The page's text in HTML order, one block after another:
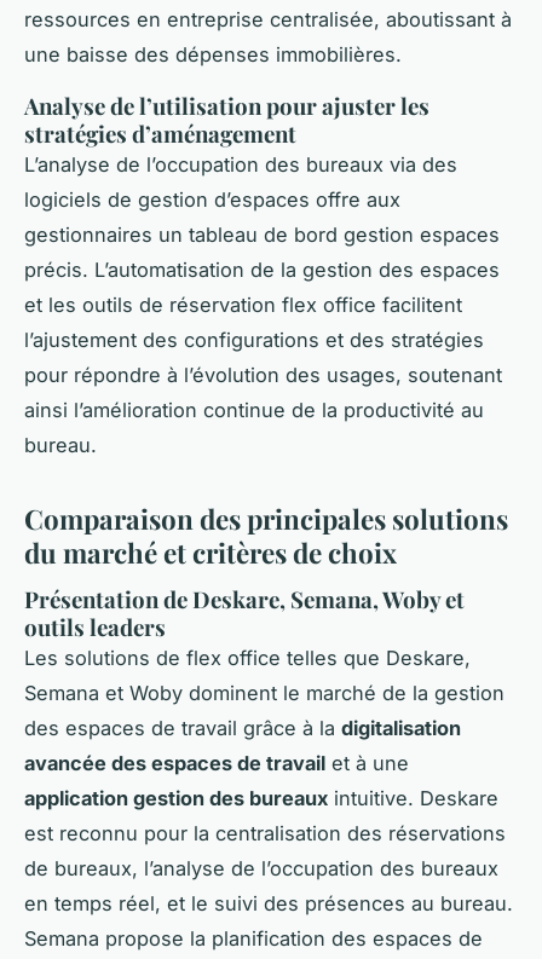
ressources en entreprise centralisée, aboutissant à
une baisse des dépenses immobilières.
Analyse de l’utilisation pour ajuster les
stratégies d’aménagement
L’analyse de l’occupation des bureaux via des
logiciels de gestion d’espaces offre aux
gestionnaires un tableau de bord gestion espaces
précis. L’automatisation de la gestion des espaces
et les outils de réservation flex office facilitent
l’ajustement des configurations et des stratégies
pour répondre à l’évolution des usages, soutenant
ainsi l’amélioration continue de la productivité au
bureau.
Comparaison des principales solutions
du marché et critères de choix
Présentation de Deskare, Semana, Woby et
outils leaders
Les solutions de flex office telles que Deskare,
Semana et Woby dominent le marché de la gestion
des espaces de travail grâce à la digitalisation
avancée des espaces de travail et à une
application gestion des bureaux intuitive. Deskare
est reconnu pour la centralisation des réservations
de bureaux, l’analyse de l’occupation des bureaux
en temps réel, et le suivi des présences au bureau.
Semana propose la planification des espaces de